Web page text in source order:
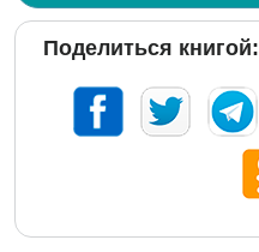
Поделиться книгой: